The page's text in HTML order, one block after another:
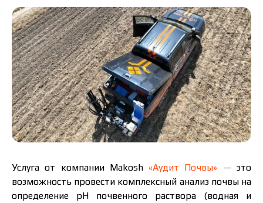
Услуга от компании Makosh«Аудит Почвы» — это
возможность провести комплексный анализ почвы на
определение pH почвенного раствора (водная и